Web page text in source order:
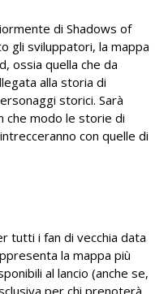
di Shadows of
gli sviluppatori, la mappa
ossia quella che da
alla storia di
storici. Sarà
che modo le storie di
con quelle di
tutti i fan di vecchia data
la mappa più
al lancio (anche se,